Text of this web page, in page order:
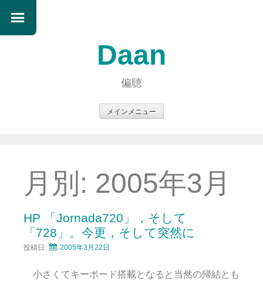
Daan
偏聴
メインメニュー
ン
ツ
へ
ス
キ
ッ
月別: 2005年3月
HP 「Jornada720」，そして
「728」。今更，そして突然に
投稿日: 2005年3月22日
小さくてキーボード搭載となると当然の帰結とも